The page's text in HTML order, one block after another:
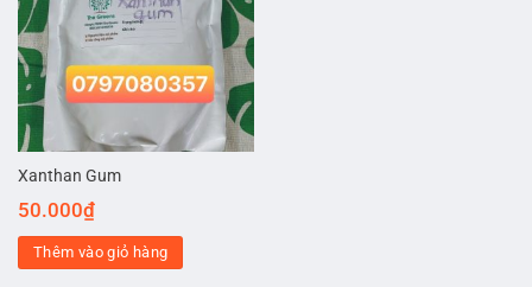
Xanthan Gum
50.000₫
Thêm vào giỏ hàng